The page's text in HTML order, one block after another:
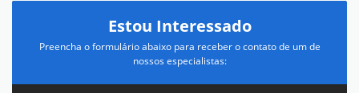
Estou Interessado
Preencha o formulário abaixo para receber o contato de um de
nossos especialistas: